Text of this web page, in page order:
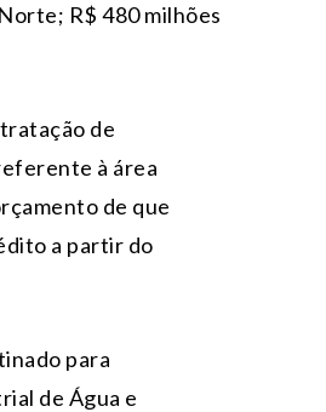
R$ 480 milhões
de
à área
de que
a partir do
para
de Água e